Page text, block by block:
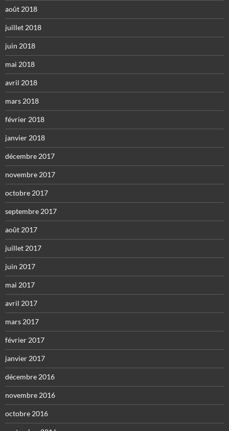
août 2018
juillet 2018
juin 2018
mai 2018
avril 2018
mars 2018
février 2018
janvier 2018
décembre 2017
novembre 2017
octobre 2017
septembre 2017
août 2017
juillet 2017
juin 2017
mai 2017
avril 2017
mars 2017
février 2017
janvier 2017
décembre 2016
novembre 2016
octobre 2016